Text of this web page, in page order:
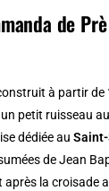
de
à partir de
un petit ruisseau
dédiée au
de Jean
la croisade